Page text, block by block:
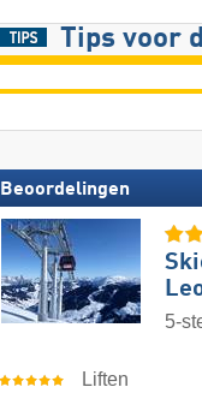
Tips voor
Beoordelingen
5-
Liften